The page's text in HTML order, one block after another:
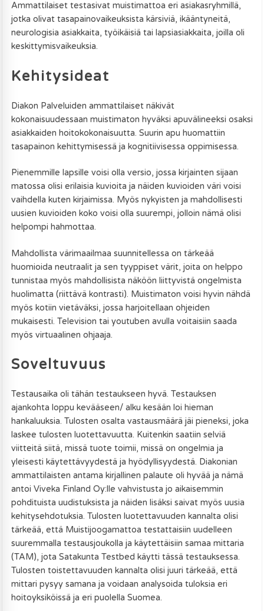
Ammattilaiset testasivat muistimattoa eri asiakasryhmillä,
jotka olivat tasapainovaikeuksista kärsiviä, ikääntyneitä,
neurologisia asiakkaita, työikäisiä tai lapsiasiakkaita, joilla oli
keskittymisvaikeuksia.
Kehitysideat
Diakon Palveluiden ammattilaiset näkivät
kokonaisuudessaan muistimaton hyväksi apuvälineeksi osaksi
asiakkaiden hoitokokonaisuutta. Suurin apu huomattiin
tasapainon kehittymisessä ja kognitiivisessa oppimisessa.
Pienemmille lapsille voisi olla versio, jossa kirjainten sijaan
matossa olisi erilaisia kuvioita ja näiden kuvioiden väri voisi
vaihdella kuten kirjaimissa. Myös nykyisten ja mahdollisesti
uusien kuvioiden koko voisi olla suurempi, jolloin nämä olisi
helpompi hahmottaa.
Mahdollista värimaailmaa suunnitellessa on tärkeää
huomioida neutraalit ja sen tyyppiset värit, joita on helppo
tunnistaa myös mahdollisista näköön liittyvistä ongelmista
huolimatta (riittävä kontrasti). Muistimaton voisi hyvin nähdä
myös kotiin vietäväksi, jossa harjoitellaan ohjeiden
mukaisesti. Television tai youtuben avulla voitaisiin saada
myös virtuaalinen ohjaaja.
Soveltuvuus
Testausaika oli tähän testaukseen hyvä. Testauksen
ajankohta loppu kevääseen/ alku kesään loi hieman
hankaluuksia. Tulosten osalta vastausmäärä jäi pieneksi, joka
laskee tulosten luotettavuutta. Kuitenkin saatiin selviä
viitteitä siitä, missä tuote toimii, missä on ongelmia ja
yleisesti käytettävyydestä ja hyödyllisyydestä. Diakonian
ammattilaisten antama kirjallinen palaute oli hyvää ja nämä
antoi Viveka Finland Oy:lle vahvistusta jo aikaisemmin
pohdituista uudistuksista ja näiden lisäksi saivat myös uusia
kehitysehdotuksia. Tulosten luotettavuuden kannalta olisi
tärkeää, että Muistijoogamattoa testattaisiin uudelleen
suuremmalla testausjoukolla ja käytettäisiin samaa mittaria
(TAM), jota Satakunta Testbed käytti tässä testauksessa.
Tulosten toistettavuuden kannalta olisi juuri tärkeää, että
mittari pysyy samana ja voidaan analysoida tuloksia eri
hoitoyksiköissä ja eri puolella Suomea.